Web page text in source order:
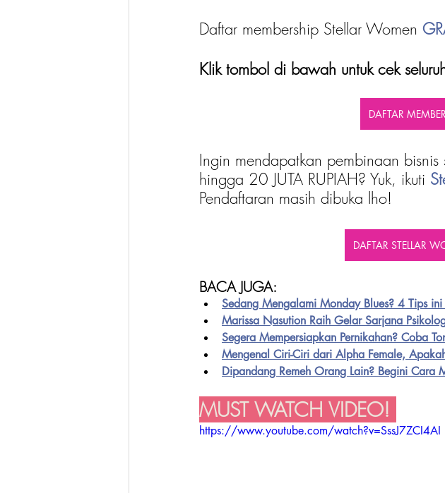
Daftar membership Stellar Women
Klik tombol di bawah untuk cek
DAFTAR
Ingin mendapatkan pembinaan
hingga 20 JUTA RUPIAH? Yuk, ikuti
Pendaftaran masih dibuka lho!
DAFTAR STELLAR
BACA JUGA:
Sedang Mengalami Monday Blues? 4 Tips
Marissa Nasution Raih Gelar Sarjana
Segera Mempersiapkan Pernikahan? Coba
Mengenal Ciri-Ciri dari Alpha Female,
Dipandang Remeh Orang Lain? Begini Cara
MUST WATCH VIDEO!
https://www.youtube.com/watch?v=SssJ7ZCI4AI